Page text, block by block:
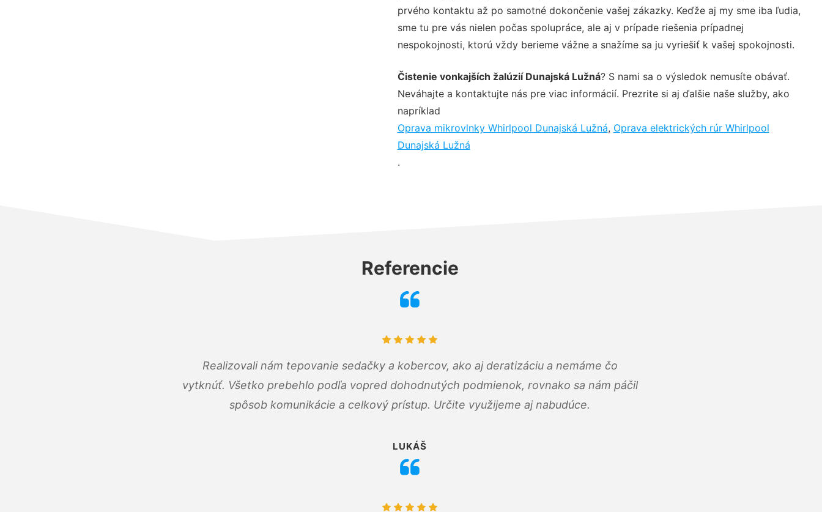
prvého kontaktu až po samotné dokončenie vašej zákazky. Keďže aj my sme iba ľudia,
sme tu pre vás nielen počas spolupráce, ale aj v prípade riešenia prípadnej
nespokojnosti, ktorú vždy berieme vážne a snažíme sa ju vyriešiť k vašej spokojnosti.
Čistenie vonkajších žalúzií Dunajská Lužná? S nami sa o výsledok nemusíte obávať.
Neváhajte a kontaktujte nás pre viac informácií. Prezrite si aj ďalšie naše služby, ako
napríklad
Oprava mikrovlnky Whirlpool Dunajská Lužná, Oprava elektrických rúr Whirlpool
Dunajská Lužná
.
Referencie
Realizovali nám tepovanie sedačky a kobercov, ako aj deratizáciu a nemáme čo
vytknúť. Všetko prebehlo podľa vopred dohodnutých podmienok, rovnako sa nám páčil
spôsob komunikácie a celkový prístup. Určite využijeme aj nabudúce.
LUKÁŠ